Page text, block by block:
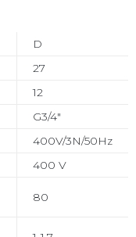
D
27
12
G3/4"
400V/3N/50Hz
400 V
80